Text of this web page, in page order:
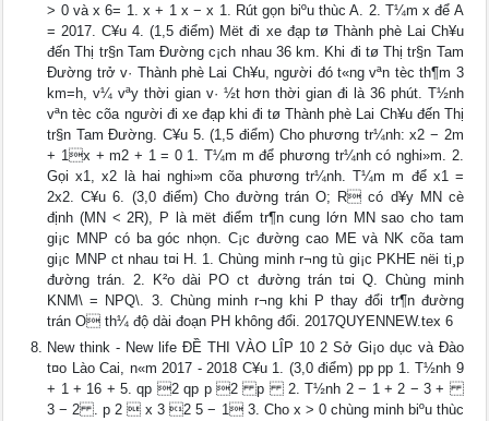
> 0 và x 6= 1. x + 1 x − x 1. Rút gọn biºu thùc A. 2. T¼m x để A
= 2017. C¥u 4. (1,5 điểm) Mët đi xe đạp tø Thành phè Lai Ch¥u
đến Thị tr§n Tam Đường c¡ch nhau 36 km. Khi đi tø Thị tr§n Tam
Đường trở v· Thành phè Lai Ch¥u, người đó t«ng vªn tèc th¶m 3
km=h, v¼ vªy thời gian v· ½t hơn thời gian đi là 36 phút. T½nh
vªn tèc cõa người đi xe đạp khi đi tø Thành phè Lai Ch¥u đến Thị
tr§n Tam Đường. C¥u 5. (1,5 điểm) Cho phương tr¼nh: x2 − 2m
+ 1x + m2 + 1 = 0 1. T¼m m để phương tr¼nh có nghi»m. 2.
Gọi x1, x2 là hai nghi»m cõa phương tr¼nh. T¼m m để x1 =
2x2. C¥u 6. (3,0 điểm) Cho đường trán O; R có d¥y MN cè
định (MN < 2R), P là mët điểm tr¶n cung lớn MN sao cho tam
gi¡c MNP có ba góc nhọn. C¡c đường cao ME và NK cõa tam
gi¡c MNP c­t nhau t¤i H. 1. Chùng minh r¬ng tù gi¡c PKHE nëi ti¸p
đường trán. 2. K²o dài PO c­t đường trán t¤i Q. Chùng minh
KNM\ = NPQ\. 3. Chùng minh r¬ng khi P thay đổi tr¶n đường
trán O th¼ độ dài đoạn PH không đổi. 2017QUYENNEW.tex 6
New think - New life ĐỀ THI VÀO LÎP 10 2 Sở Gi¡o dục và Đào
t¤o Lào Cai, n«m 2017 - 2018 C¥u 1. (3,0 điểm) pp pp 1. T½nh 9
+ 1 + 16 + 5. qp 2 qp p 2 p 2. T½nh 2 − 1 + 2 − 3 +
3 − 2 . p 2  x 3 2 5 − 1 3. Cho x > 0 chùng minh biºu thùc